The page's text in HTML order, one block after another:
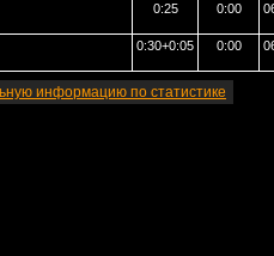
0:25 0:00
0:30+0:05 0:00
информацию по статистике